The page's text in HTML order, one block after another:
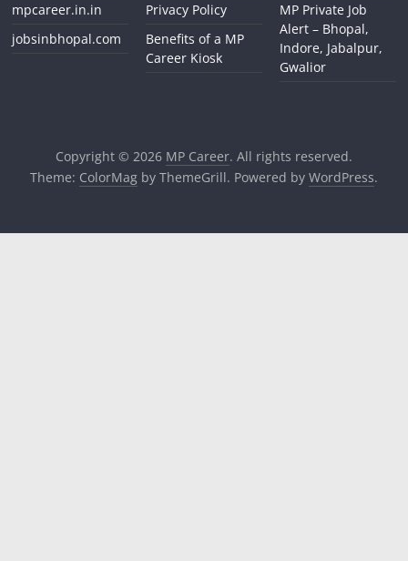
mpcareer.in.in
jobsinbhopal.com
Privacy Policy
Benefits of a MP
Career Kiosk
MP Private Job
Alert – Bhopal,
Indore, Jabalpur,
Gwalior
Copyright © 2026 MP Career. All rights reserved.
Theme: ColorMagby ThemeGrill. Powered by WordPress.